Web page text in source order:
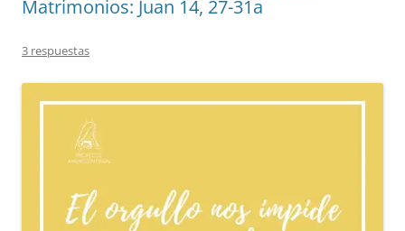
Matrimonios: Juan 14, 27-31a
3 respuestas